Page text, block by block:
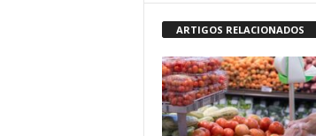
ARTIGOS RELACIONADOS